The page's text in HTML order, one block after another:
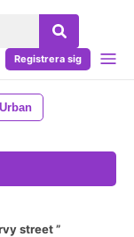
Registrera sig
Urban
street